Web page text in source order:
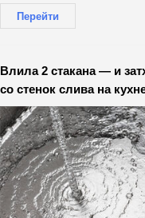
Перейти
Влила 2 стакана — и
со стенок слива на